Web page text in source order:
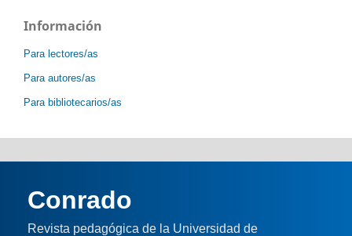
Información
Para lectores/as
Para autores/as
Para bibliotecarios/as
Conrado
Revista pedagógica de la Universidad de